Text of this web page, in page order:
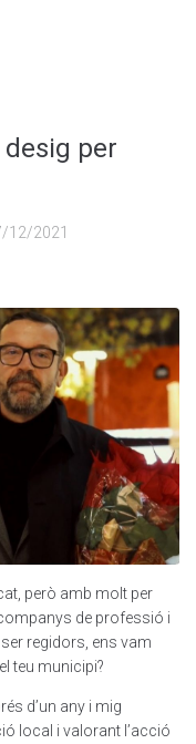
per
12/2021
però amb molt per
de professió i
regidors, ens vam
teu municipi?
d’un any i mig
local i valorant l’acció